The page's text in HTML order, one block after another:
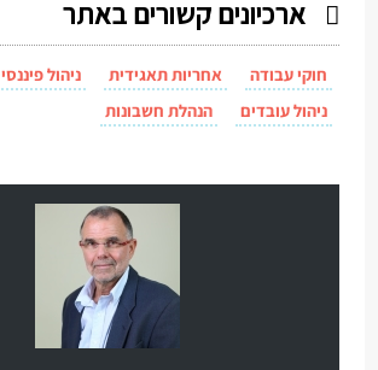
ארכיונים קשורים באתר
חוקי עבודה אחריות תאגידית
ניהול פיננסי
ניהול עובדים
הנהלת חשבונות